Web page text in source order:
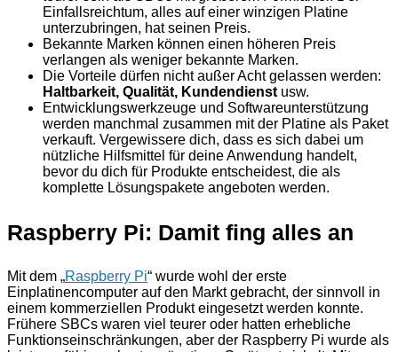
Einfallsreichtum, alles auf einer winzigen Platine
unterzubringen, hat seinen Preis.
Bekannte Marken können einen höheren Preis
verlangen als weniger bekannte Marken.
Die Vorteile dürfen nicht außer Acht gelassen werden:
Haltbarkeit, Qualität, Kundendienst usw.
Entwicklungswerkzeuge und Softwareunterstützung
werden manchmal zusammen mit der Platine als Paket
verkauft. Vergewissere dich, dass es sich dabei um
nützliche Hilfsmittel für deine Anwendung handelt,
bevor du dich für Produkte entscheidest, die als
komplette Lösungspakete angeboten werden.
Raspberry Pi: Damit fing alles an
Mit dem „Raspberry Pi“ wurde wohl der erste
Einplatinencomputer auf den Markt gebracht, der sinnvoll in
einem kommerziellen Produkt eingesetzt werden konnte.
Frühere SBCs waren viel teurer oder hatten erhebliche
Funktionseinschränkungen, aber der Raspberry Pi wurde als